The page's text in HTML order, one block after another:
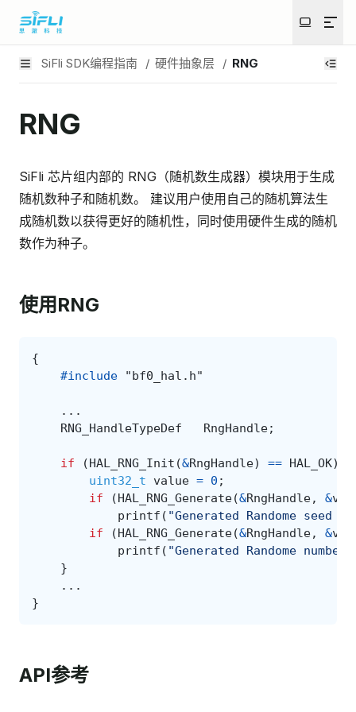
SiFli SDK编程指南 / 硬件抽象层 / RNG
RNG
SiFli 芯片组内部的 RNG（随机数生成器）模块用于生成
随机数种子和随机数。 建议用户使用自己的随机算法生
成随机数以获得更好的随机性，同时使用硬件生成的随机
数作为种子。
使用RNG
{
#include
"bf0_hal.h"
...
RNG_HandleTypeDef
RngHandle;
if (HAL_RNG_Init (&RngHandle) == HAL_OK)
uint32_t
value = 0 ;
if
(HAL_RNG_Generate(&RngHandle, &
printf ( "Generated Randome seed %d
if
(HAL_RNG_Generate(&RngHandle, &
printf ( "Generated Randome number
}
...
}
API参考